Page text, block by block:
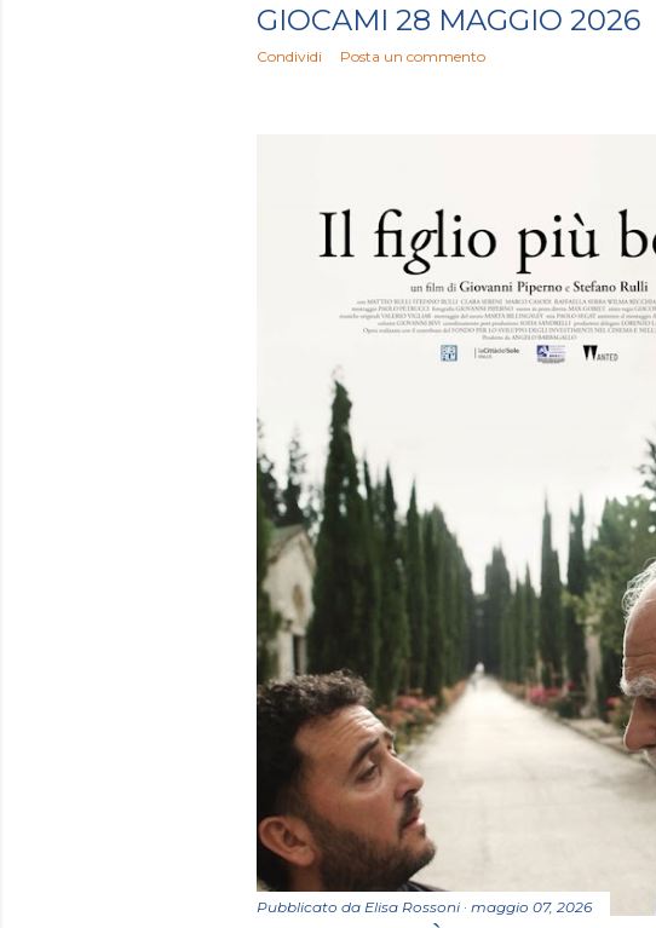
GIOCAMI 28 MAGGIO 2026
Condividi Posta un commento
Pubblicato da Elisa Rossoni maggio 07, 2026